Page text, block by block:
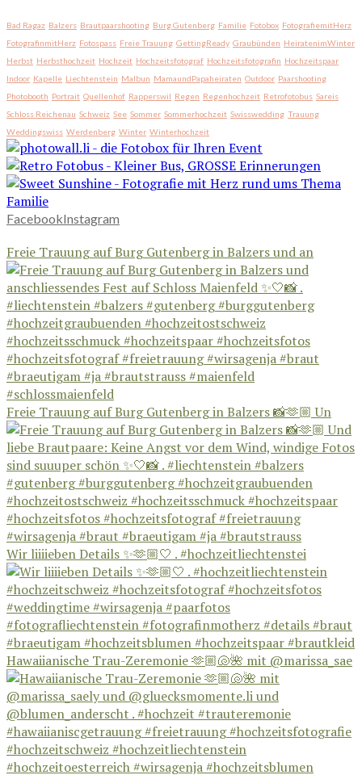
Bad Ragaz Balzers Brautpaarshooting Burg Gutenberg Familie Fotobox FotografiemitHerz
FotografinmitHerz Fotospass Freie Trauung GettingReady Graubünden HeiratenimWinter
Herbst Herbsthochzeit Hochzeit Hochzeitsfotograf Hochzeitsfotografin Hochzeitspaar
Indoor Kapelle Liechtenstein Malbun MamaundPapaheiraten Outdoor Paarshooting
Photobooth Portrait Quellenhof Rapperswil Regen Regenhochzeit Retrofotobus Sareis
Schloss Reichenau Schweiz See Sommer Sommerhochzeit Swisswedding Trauung
Weddingswiss Werdenberg Winter Winterhochzeit
FacebookInstagram
Freie Trauung auf Burg Gutenberg in Balzers und an
Freie Trauung auf Burg Gutenberg in Balzers 📸🫶🏼 Un
Wir liiiieben Details ✨🫶🏼🤍 . #hochzeitliechtenstei
Hawaiianische Trau-Zeremonie 🫶🏼🐚🌺 mit @marissa_sae